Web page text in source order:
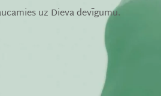
uz Dieva devīgumu.